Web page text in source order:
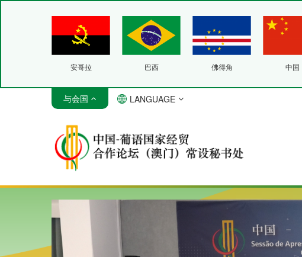
安哥拉 巴西 佛得角 中国
与会国 LANGUAGE